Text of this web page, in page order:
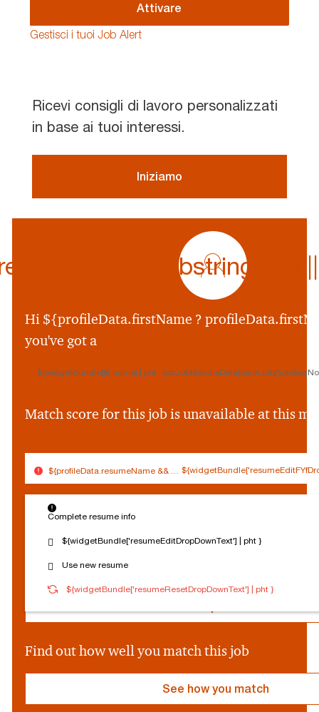
Attivare
Gestisci i tuoi Job Alert
Ricevi consigli di lavoro personalizzati
in base ai tuoi interessi.
Iniziamo
profile
icon
${preferredName
&&
Hi ${profileData.firstName ?
you've got a
${widgetBundle[fit.name] | pht :
Match score for this job is unavailable at this
${profileData.resumeName &&
Complete resume info
${widgetBundle['resumeEditDropDownText'] | pht }
Use new resume
${widgetBundle['resumeResetDropDownText'] | pht }
o
l
r
i
r
}
Log out
Find out how well you match this job
See how you match